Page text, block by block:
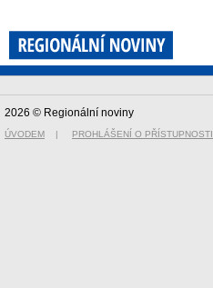
2026 © Regionální noviny
ÚVODEM | PROHLÁŠENÍ O PŘÍSTUPNOSTI